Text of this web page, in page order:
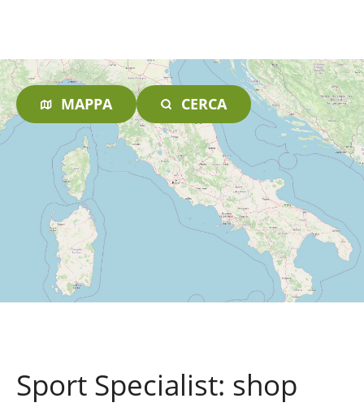
MAPPA CERCA
Sport Specialist: shop